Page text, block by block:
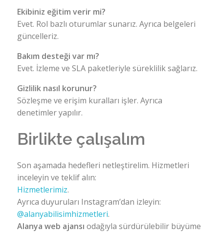
Ekibiniz eğitim verir mi?
Evet. Rol bazlı oturumlar sunarız. Ayrıca belgeleri
güncelleriz.
Bakım desteği var mı?
Evet. İzleme ve SLA paketleriyle süreklilik sağlarız.
Gizlilik nasıl korunur?
Sözleşme ve erişim kuralları işler. Ayrıca
denetimler yapılır.
Birlikte çalışalım
Son aşamada hedefleri netleştirelim. Hizmetleri
inceleyin ve teklif alın:
Hizmetlerimiz.
Ayrıca duyuruları Instagram’dan izleyin:
@alanyabilisimhizmetleri.
Alanya web ajansı odağıyla sürdürülebilir büyüme